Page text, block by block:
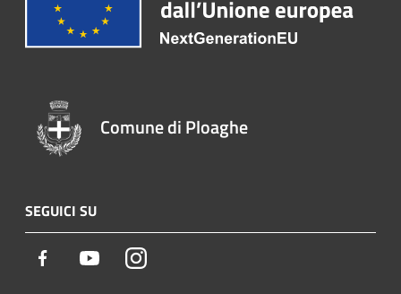
Comune di Ploaghe
SEGUICI SU
Facebook YoutubeInstagram